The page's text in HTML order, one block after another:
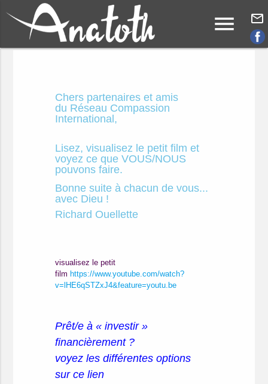
menu mail_outline
Chers partenaires et amis
du Réseau Compassion
International,
Lisez, visualisez le petit filmet
voyez ce que VOUS/NOUS
pouvons faire.
Bonne suite à chacun de vous...
avec Dieu !
Richard Ouellette
visualisez le petit
film https://www.youtube.com/watch?
v=lHE6qSTZxJ4&feature=youtu.be
Prêt/e à « investir »
financièrement ?
voyez les différentes options
sur ce lien